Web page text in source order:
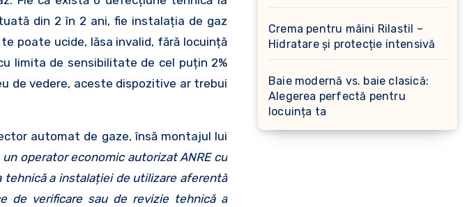
din 2 în 2 ani, fie instalația de gaz
poate ucide, lăsa invalid, fără locuință
limita de sensibilitate de cel puțin 2%
de vedere, aceste dispozitive ar trebui
automat de gaze, însă montajul lui
un operator economic autorizat ANRE cu
a instalației de utilizare aferentă
de verificare sau de revizie tehnică a
Crema pentru mâini Rilastil –
Hidratare și protecție intensivă
Baie modernă vs. baie clasică:
Alegerea perfectă pentru
locuința ta